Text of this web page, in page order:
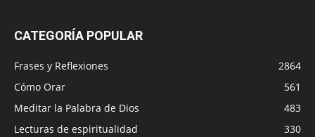
CATEGORÍA POPULAR
Frases y Reflexiones
2864
Cómo Orar
561
Meditar la Palabra de Dios
483
Lecturas de espiritualidad
330